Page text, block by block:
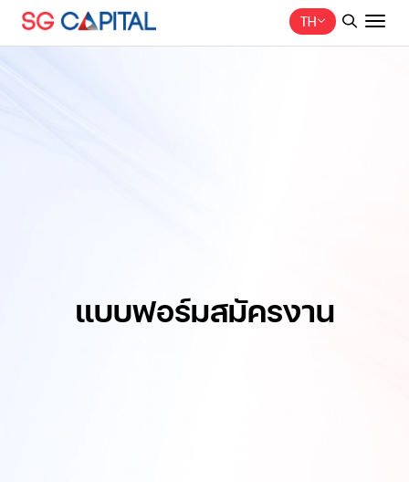
TH
แบบฟอร์มสมัครงาน